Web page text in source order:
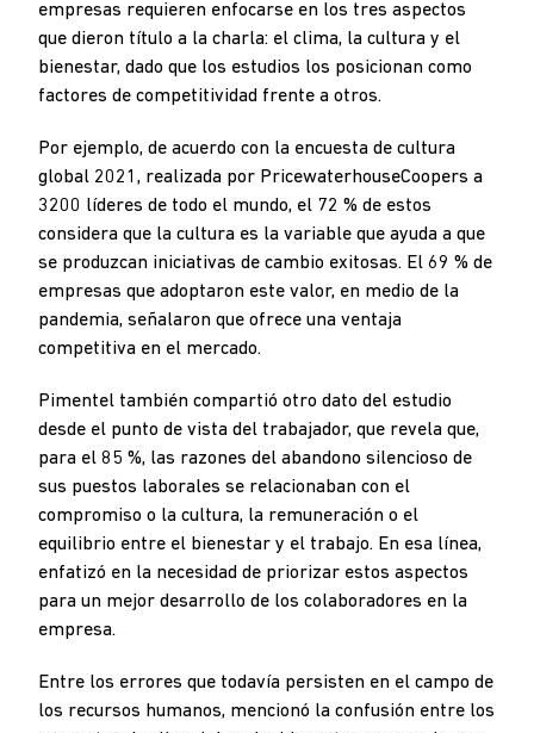
empresas requieren enfocarse en los tres aspectos
que dieron título a la charla: el clima, la cultura y el
bienestar, dado que los estudios los posicionan como
factores de competitividad frente a otros.
Por ejemplo, de acuerdo con la encuesta de cultura
global 2021, realizada por PricewaterhouseCoopers a
3200 líderes de todo el mundo, el 72 % de estos
considera que la cultura es la variable que ayuda a que
se produzcan iniciativas de cambio exitosas. El 69 % de
empresas que adoptaron este valor, en medio de la
pandemia, señalaron que ofrece una ventaja
competitiva en el mercado.
Pimentel también compartió otro dato del estudio
desde el punto de vista del trabajador, que revela que,
para el 85 %, las razones del abandono silencioso de
sus puestos laborales se relacionaban con el
compromiso o la cultura, la remuneración o el
equilibrio entre el bienestar y el trabajo. En esa línea,
enfatizó en la necesidad de priorizar estos aspectos
para un mejor desarrollo de los colaboradores en la
empresa.
Entre los errores que todavía persisten en el campo de
los recursos humanos, mencionó la confusión entre los